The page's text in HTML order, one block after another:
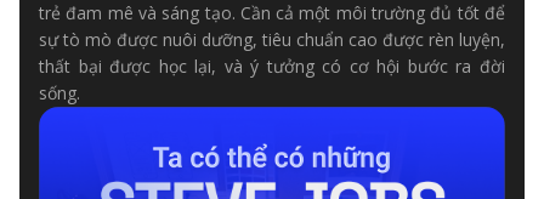
trẻ đam mê và sáng tạo. Cần cả một môi trường đủ tốt để
sự tò mò được nuôi dưỡng, tiêu chuẩn cao được rèn luyện,
thất bại được học lại, và ý tưởng có cơ hội bước ra đời
sống.